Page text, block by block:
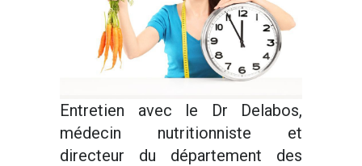
Entretien avec le Dr Delabos,
médecin nutritionniste et
directeur du département des